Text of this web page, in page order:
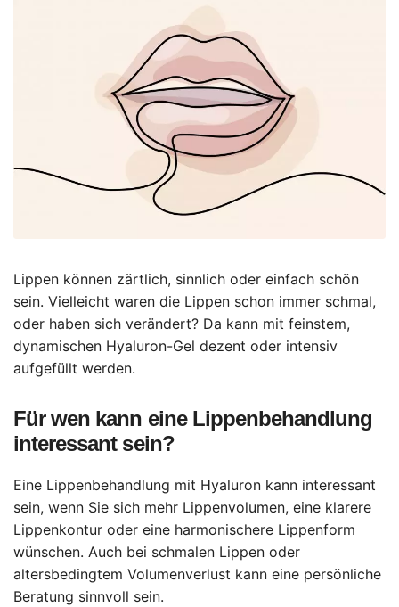
Lippen können zärtlich, sinnlich oder einfach schön
sein. Vielleicht waren die Lippen schon immer schmal,
oder haben sich verändert? Da kann mit feinstem,
dynamischen Hyaluron-Gel dezent oder intensiv
aufgefüllt werden.
Für wen kann eine Lippenbehandlung
interessant sein?
Eine Lippenbehandlung mit Hyaluron kann interessant
sein, wenn Sie sich mehr Lippenvolumen, eine klarere
Lippenkontur oder eine harmonischere Lippenform
wünschen. Auch bei schmalen Lippen oder
altersbedingtem Volumenverlust kann eine persönliche
Beratung sinnvoll sein.